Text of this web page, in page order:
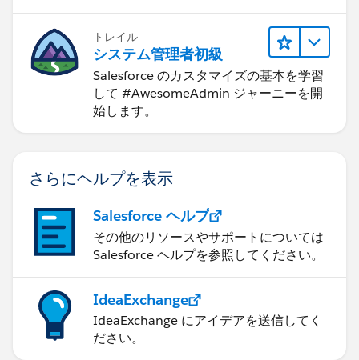
トレイル
システム管理者初級
Salesforce のカスタマイズの基本を学習
して #AwesomeAdmin ジャーニーを開
始します。
さらにヘルプを表示
Salesforce ヘルプ
その他のリソースやサポートについては
Salesforce ヘルプを参照してください。
IdeaExchange
IdeaExchange にアイデアを送信してく
ださい。